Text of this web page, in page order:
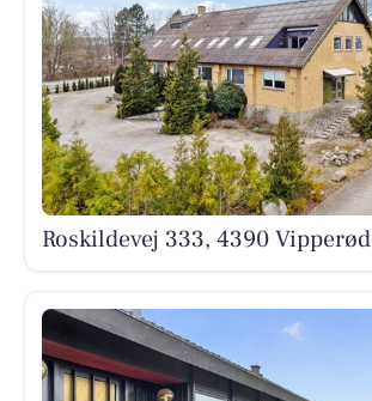
Roskildevej 333, 4390 Vipperød